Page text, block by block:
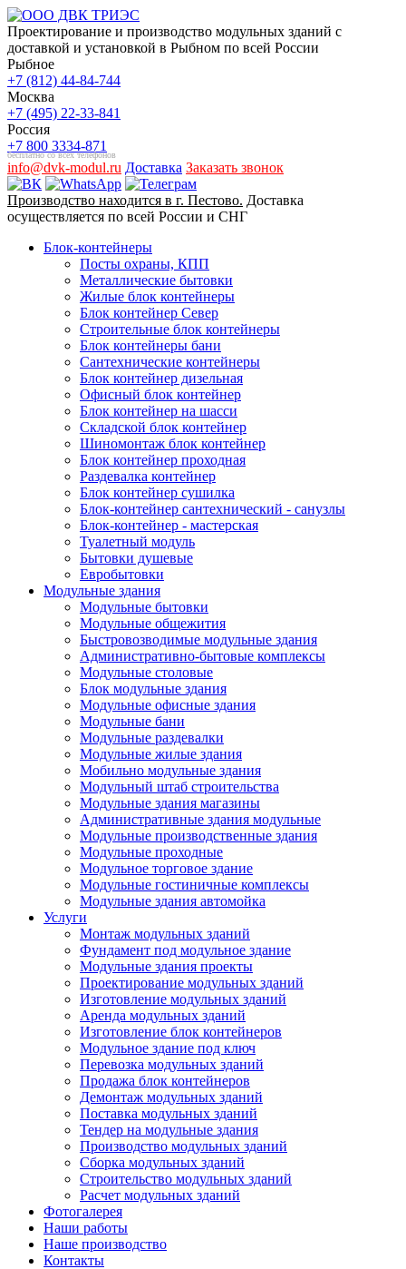
Проектирование и производство модульных зданий с
доставкой и установкой в Рыбном по всей России
Рыбное
+7 (812) 44-84-744
Москва
+7 (495) 22-33-841
Россия
+7 800 3334-871
бесплатно со всех телефонов
info@dvk-modul.ru Доставка Заказать звонок
Производство находится в г. Пестово. Доставка
осуществляется по всей России и СНГ
Блок-контейнеры
Посты охраны, КПП
Металлические бытовки
Жилые блок контейнеры
Блок контейнер Север
Строительные блок контейнеры
Блок контейнеры бани
Сантехнические контейнеры
Блок контейнер дизельная
Офисный блок контейнер
Блок контейнер на шасси
Складской блок контейнер
Шиномонтаж блок контейнер
Блок контейнер проходная
Раздевалка контейнер
Блок контейнер сушилка
Блок-контейнер сантехнический - санузлы
Блок-контейнер - мастерская
Туалетный модуль
Бытовки душевые
Евробытовки
Модульные здания
Модульные бытовки
Модульные общежития
Быстровозводимые модульные здания
Административно-бытовые комплексы
Модульные столовые
Блок модульные здания
Модульные офисные здания
Модульные бани
Модульные раздевалки
Модульные жилые здания
Мобильно модульные здания
Модульный штаб строительства
Модульные здания магазины
Административные здания модульные
Модульные производственные здания
Модульные проходные
Модульное торговое здание
Модульные гостиничные комплексы
Модульные здания автомойка
Услуги
Монтаж модульных зданий
Фундамент под модульное здание
Модульные здания проекты
Проектирование модульных зданий
Изготовление модульных зданий
Аренда модульных зданий
Изготовление блок контейнеров
Модульное здание под ключ
Перевозка модульных зданий
Продажа блок контейнеров
Демонтаж модульных зданий
Поставка модульных зданий
Тендер на модульные здания
Производство модульных зданий
Сборка модульных зданий
Строительство модульных зданий
Расчет модульных зданий
Фотогалерея
Наши работы
Наше производство
Контакты